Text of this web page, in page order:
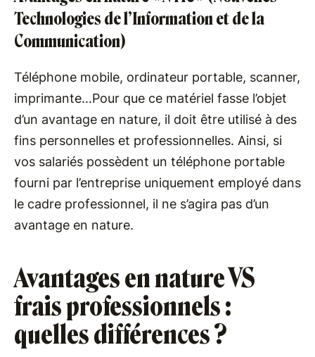
Technologies de l’Information et de la
Communication)
Téléphone mobile, ordinateur portable, scanner,
imprimante…Pour que ce matériel fasse l’objet
d’un avantage en nature, il doit être utilisé à des
fins personnelles et professionnelles. Ainsi, si
vos salariés possèdent un téléphone portable
fourni par l’entreprise uniquement employé dans
le cadre professionnel, il ne s’agira pas d’un
avantage en nature.
Avantages en nature VS
frais professionnels :
quelles différences ?